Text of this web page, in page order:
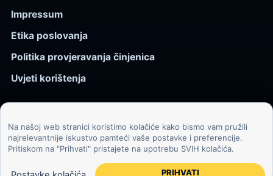
Impressum
Etika poslovanja
Politika provjeravanja činjenica
Uvjeti korištenja
© 2026 Kozmos.hr. Sva prava pridržana.
Svemir, znanost, tehnologija i velike ideje za znatiželjne
čitatelje.
Na našoj web stranici koristimo kolačiće kako bismo vam pružili
najrelevantnije iskustvo pamteći vaše postavke i preferencije.
Pritiskom na "Prihvati" pristajete na upotrebu SVIH kolačića.
PRIHVATI